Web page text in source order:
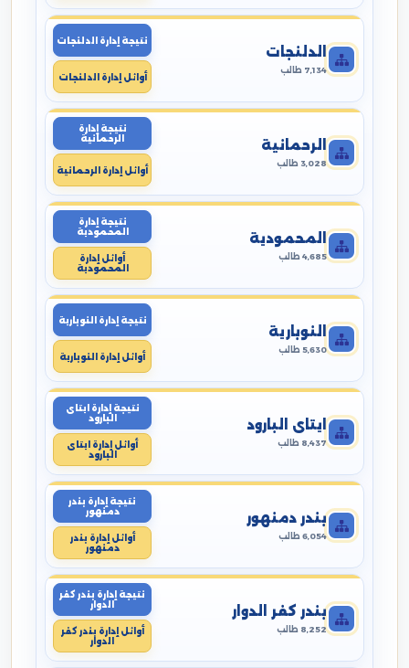
الدلنجات
7,134 طالب
نتيجة إدارة الدلنجات
أوائل إدارة الدلنجات
الرحمانية
3,028 طالب
نتيجة إدارة
الرحمانية
أوائل إدارة الرحمانية
المحمودية
4,685 طالب
نتيجة إدارة
المحمودية
أوائل إدارة
المحمودية
النوبارية
5,630 طالب
نتيجة إدارة النوبارية
أوائل إدارة النوبارية
ايتاى البارود
8,437 طالب
نتيجة إدارة ايتاى
البارود
أوائل إدارة ايتاى
البارود
بندر دمنهور
6,054 طالب
نتيجة إدارة بندر
دمنهور
أوائل إدارة بندر
دمنهور
بندر كفر الدوار
8,252 طالب
نتيجة إدارة بندر كفر
الدوار
أوائل إدارة بندر كفر
الدوار